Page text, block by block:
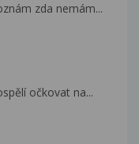
zda nemám...
očkovat na...